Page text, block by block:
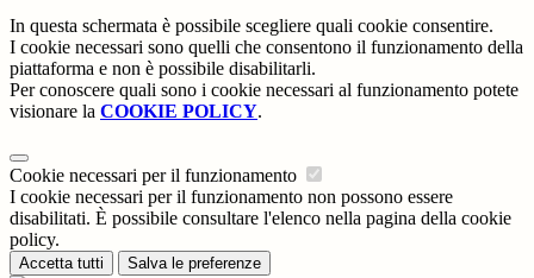
In questa schermata è possibile scegliere quali cookie consentire.
I cookie necessari sono quelli che consentono il funzionamento della
piattaforma e non è possibile disabilitarli.
Per conoscere quali sono i cookie necessari al funzionamento potete
visionare la COOKIE POLICY.
Cookie necessari per il funzionamento
I cookie necessari per il funzionamento non possono essere
disabilitati. È possibile consultare l'elenco nella pagina della cookie
policy.
Accetta tutti Salva le preferenze